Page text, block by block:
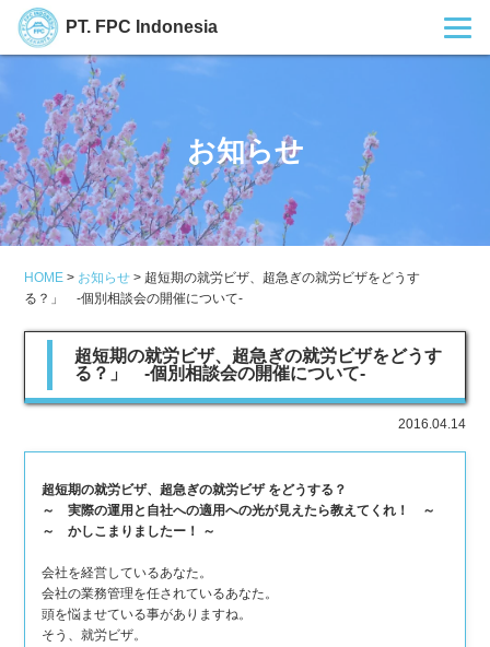
PT. FPC Indonesia
お知らせ
HOME > お知らせ > 超短期の就労ビザ、超急ぎの就労ビザをどうす
る？」 ‐個別相談会の開催について‐
超短期の就労ビザ、超急ぎの就労ビザをどうす
る？」 ‐個別相談会の開催について‐
2016.04.14
超短期の就労ビザ、超急ぎの就労ビザ をどうする？
～ 実際の運用と自社への適用への光が見えたら教えてくれ！ ～
～ かしこまりましたー！ ～
会社を経営しているあなた。
会社の業務管理を任されているあなた。
頭を悩ませている事がありますね。
そう、就労ビザ。